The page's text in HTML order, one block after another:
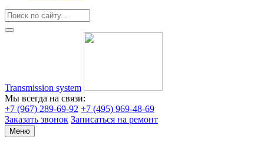
Transmission system
Мы всегда на связи:
+7 (967) 289-69-92 +7 (495) 969-48-69
Заказать звонок Записаться на ремонт
Меню